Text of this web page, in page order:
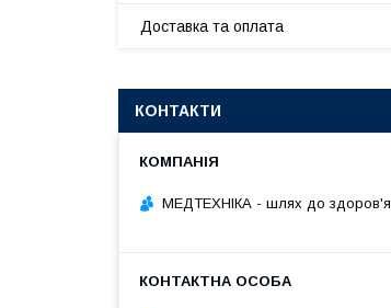
Доставка та оплата
КОНТАКТИ
МЕДТЕХНІКА - шлях до здоров'я